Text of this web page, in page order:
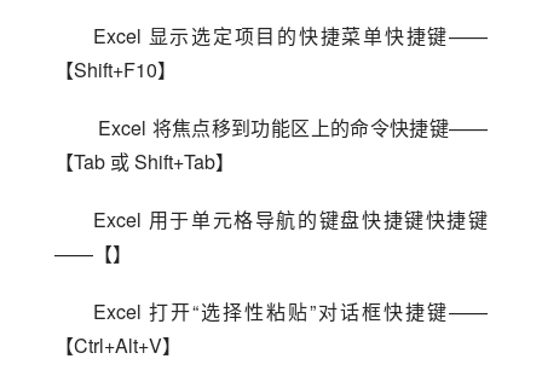
Excel 显示选定项目的快捷菜单快捷键——
【Shift+F10】
【Tab 或 Shift+Tab】
Excel 用于单元格导航的键盘快捷键快捷键
——【】
Excel 打开“选择性粘贴”对话框快捷键——
【Ctrl+Alt+V】